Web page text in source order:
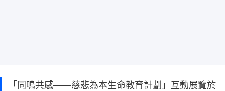
「同鳴共感——慈悲為本生命教育計劃」互動展覽於